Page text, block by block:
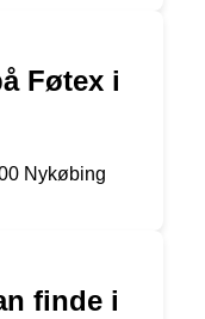
Føtex i
Nykøbing
finde i